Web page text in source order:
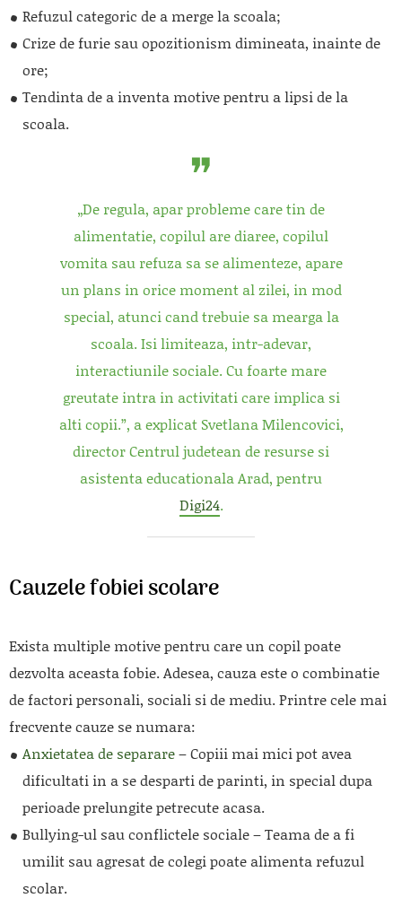
Refuzul categoric de a merge la scoala;
Crize de furie sau opozitionism dimineata, inainte de
ore;
Tendinta de a inventa motive pentru a lipsi de la
scoala.
„De regula, apar probleme care tin de
alimentatie, copilul are diaree, copilul
vomita sau refuza sa se alimenteze, apare
un plans in orice moment al zilei, in mod
special, atunci cand trebuie sa mearga la
scoala. Isi limiteaza, intr-adevar,
interactiunile sociale. Cu foarte mare
greutate intra in activitati care implica si
alti copii.”, a explicat Svetlana Milencovici,
director Centrul judetean de resurse si
asistenta educationala Arad, pentru
Digi24.
Cauzele fobiei scolare
Exista multiple motive pentru care un copil poate
dezvolta aceasta fobie. Adesea, cauza este o combinatie
de factori personali, sociali si de mediu. Printre cele mai
frecvente cauze se numara:
Anxietatea de separare– Copiii mai mici pot avea
dificultati in a se desparti de parinti, in special dupa
perioade prelungite petrecute acasa.
Bullying-ul sau conflictele sociale – Teama de a fi
umilit sau agresat de colegi poate alimenta refuzul
scolar.